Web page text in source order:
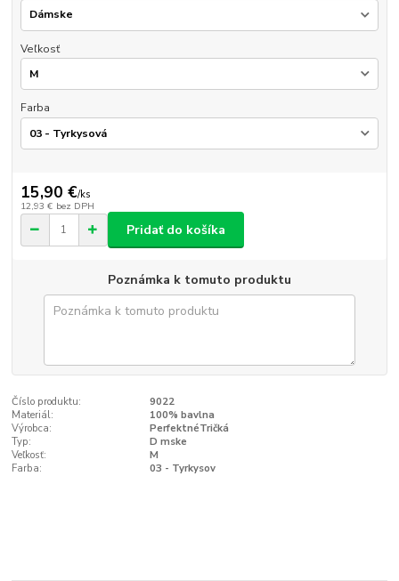
Veľkosť
Farba
15,90 €/ks
12,93 € bez DPH
Pridať do košíka
Poznámka k tomuto produktu
Číslo produktu:
9022
Materiál:
100% bavlna
Výrobca:
PerfektnéTričká
Typ:
D mske
Veľkosť:
M
Farba:
03 - Tyrkysov